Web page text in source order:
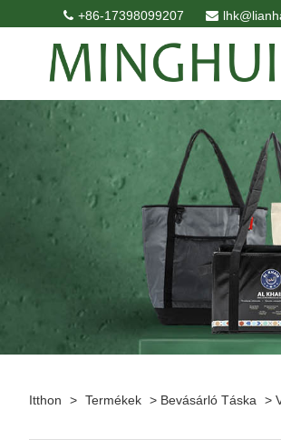
+86-17398099207
Itthon > Termékek > Bevásárló Táska >